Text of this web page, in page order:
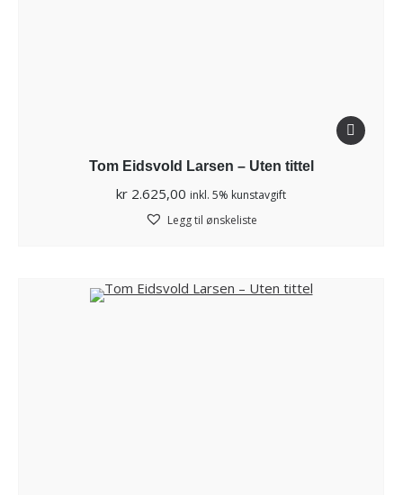
Tom Eidsvold Larsen – Uten tittel
kr 2.625,00 inkl. 5% kunstavgift
Legg til ønskeliste